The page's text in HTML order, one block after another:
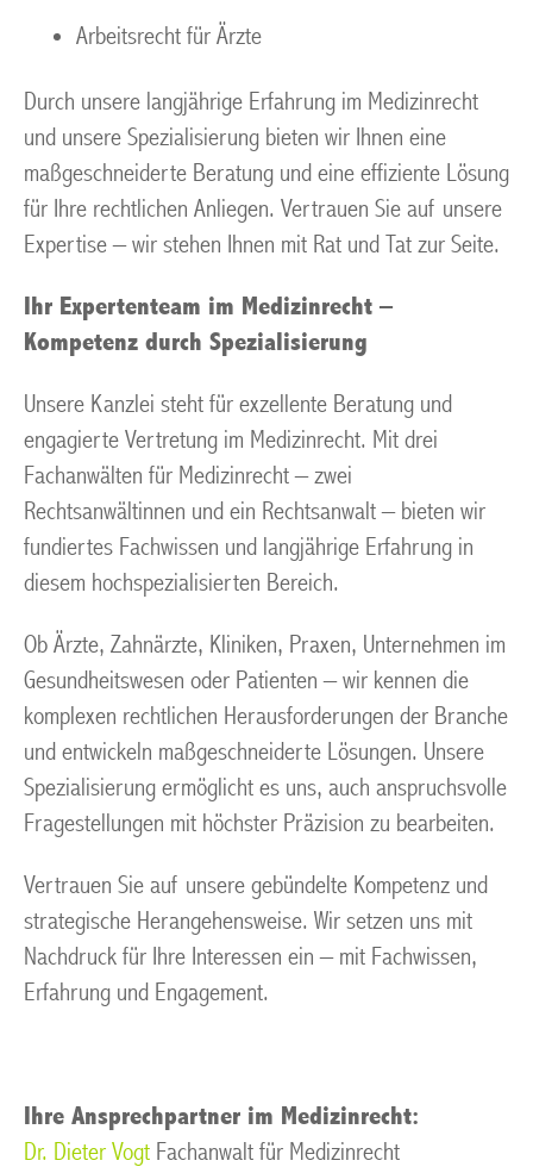
Arbeitsrecht für Ärzte
Durch unsere langjährige Erfahrung im Medizinrecht
und unsere Spezialisierung bieten wir Ihnen eine
maßgeschneiderte Beratung und eine effiziente Lösung
für Ihre rechtlichen Anliegen. Vertrauen Sie auf unsere
Expertise – wir stehen Ihnen mit Rat und Tat zur Seite.
Ihr Expertenteam im Medizinrecht –
Kompetenz durch Spezialisierung
Unsere Kanzlei steht für exzellente Beratung und
engagierte Vertretung im Medizinrecht. Mit drei
Fachanwälten für Medizinrecht – zwei
Rechtsanwältinnen und ein Rechtsanwalt – bieten wir
fundiertes Fachwissen und langjährige Erfahrung in
diesem hochspezialisierten Bereich.
Ob Ärzte, Zahnärzte, Kliniken, Praxen, Unternehmen im
Gesundheitswesen oder Patienten – wir kennen die
komplexen rechtlichen Herausforderungen der Branche
und entwickeln maßgeschneiderte Lösungen. Unsere
Spezialisierung ermöglicht es uns, auch anspruchsvolle
Fragestellungen mit höchster Präzision zu bearbeiten.
Vertrauen Sie auf unsere gebündelte Kompetenz und
strategische Herangehensweise. Wir setzen uns mit
Nachdruck für Ihre Interessen ein – mit Fachwissen,
Erfahrung und Engagement.
Ihre Ansprechpartner im Medizinrecht:
Dr. Dieter Vogt Fachanwalt für Medizinrecht